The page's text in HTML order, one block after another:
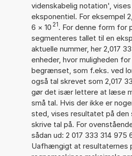
videnskabelig notation',
eksponentiel. For eksempel
6 × 10 21. For denne form for
segmenteres tallet til en
aktuelle nummer, her 2,017
enheder, hvor muligheden
begrænset, som f.eks. ved
også tal skrevet som 2,017
gør det især lettere at læse
små tal. Hvis der ikke er
sted, vises resultatet på
skrive tal på. For
sådan ud: 2 017 333 314 975
Uafhængigt at resultaternes